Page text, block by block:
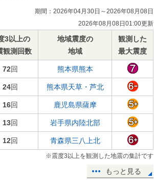
期間：2026年04月30日～2026年08月08日
2026年08月08日01:00更新
3以上の
観測回数
地域震度の
地域
観測した
最大震度
72回 熊本県熊本
24回 熊本県天草・芦北
16回 鹿児島県薩摩
13回 岩手県内陸北部
12回 青森県三八上北
※震度3以上を観測した地震の集計です
もっと見る